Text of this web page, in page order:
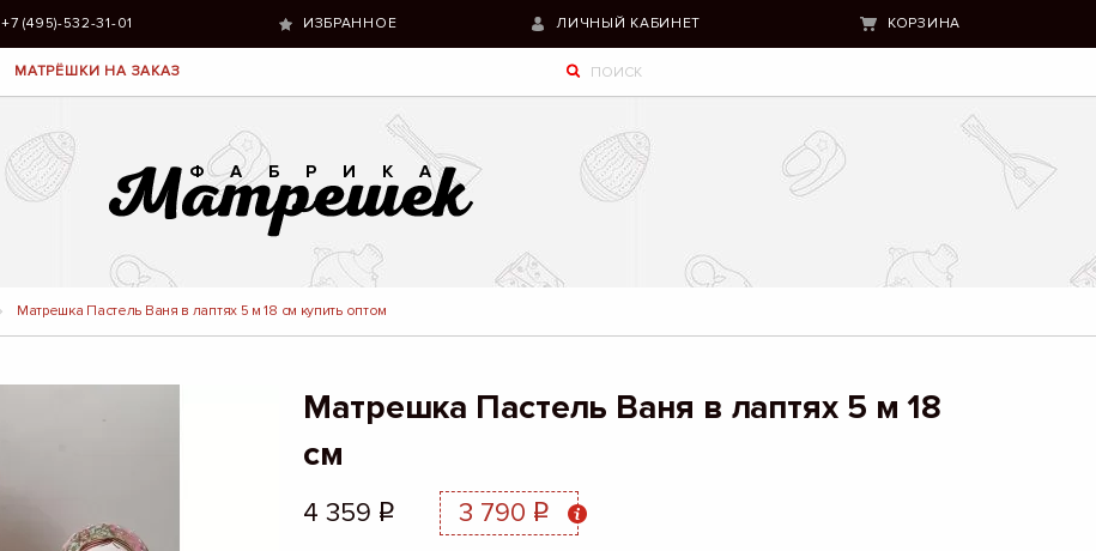
+7 (495)-532-31-01 ИЗБРАННОЕ ЛИЧНЫЙ КАБИНЕТ КОРЗИНА
МАТРЁШКИ НА ЗАКАЗ
Матрешка Пастель Ваня в лаптях 5 м 18 см купить оптом
Матрешка Пастель Ваня в лаптях 5 м 18
см
4 359 q 3 790 q